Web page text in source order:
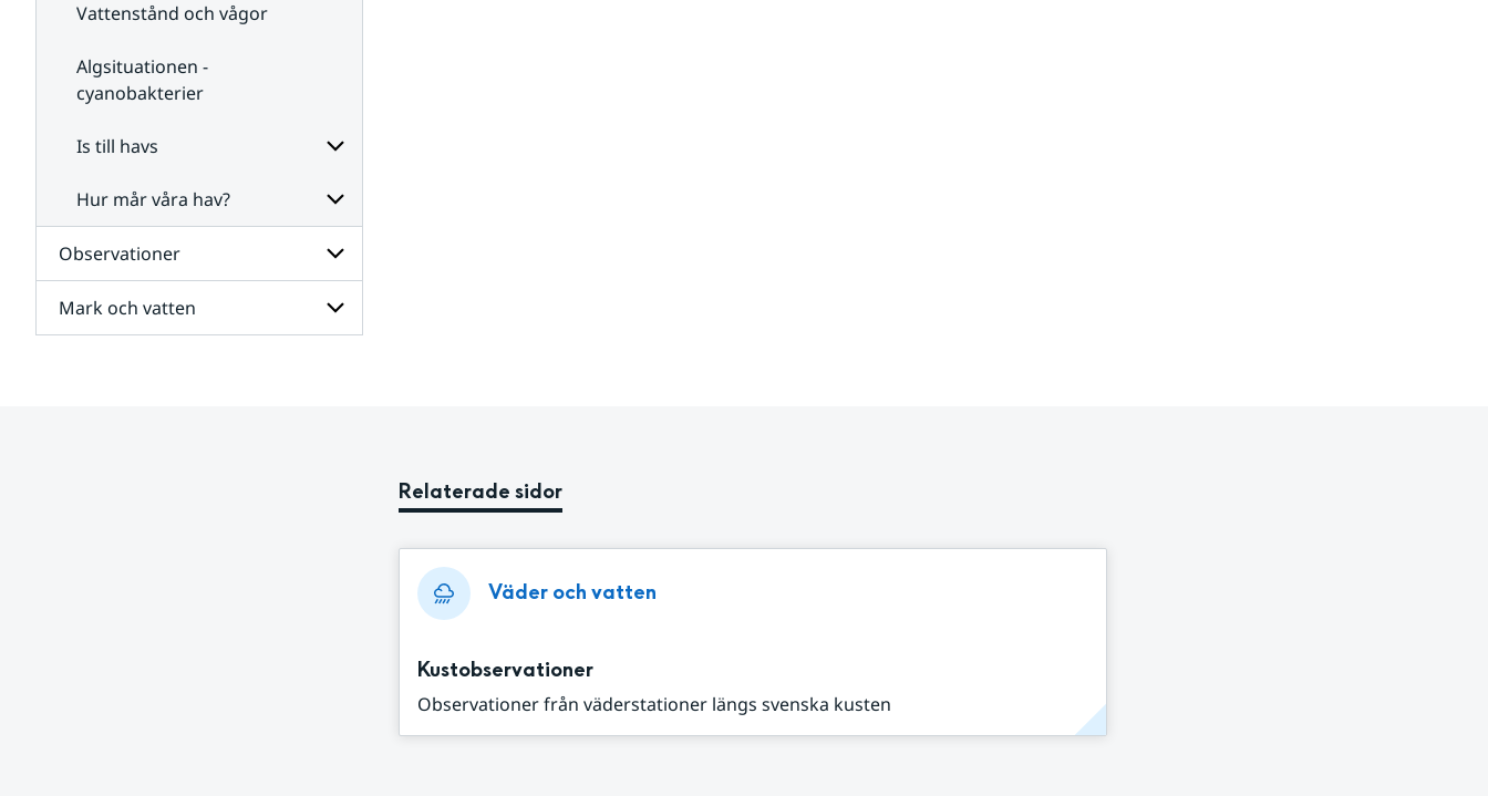
Vattenstånd och vågor
Algsituationen -
cyanobakterier
Is till havs
Undersidor
för Is
till
havs
Hur mår våra hav?
Undersidor
för
Hur
mår
våra
Observationer
Undersidor
för
Mark och vatten
Relaterade sidor
Väder och vatten
Kustobservationer
Observationer från väderstationer längs svenska kusten